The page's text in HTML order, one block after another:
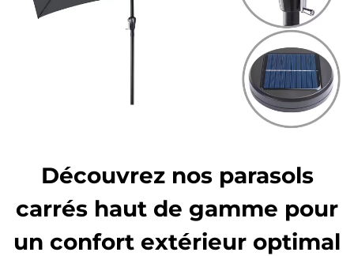
Découvrez nos parasols
carrés haut de gamme pour
un confort extérieur optimal